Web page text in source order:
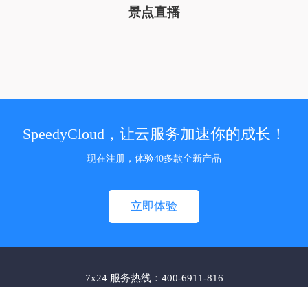
景点直播
SpeedyCloud，让云服务加速你的成长！
现在注册，体验40多款全新产品
立即体验
7x24 服务热线：400-6911-816